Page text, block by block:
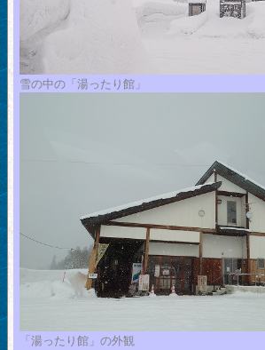
雪の中の「湯ったり館」
「湯ったり館」の外観